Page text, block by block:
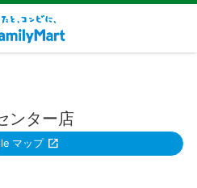
ンター店
マップ